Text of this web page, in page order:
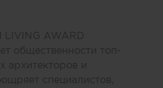
LIVING AWARD
общественности топ-
архитекторов и
специалистов,